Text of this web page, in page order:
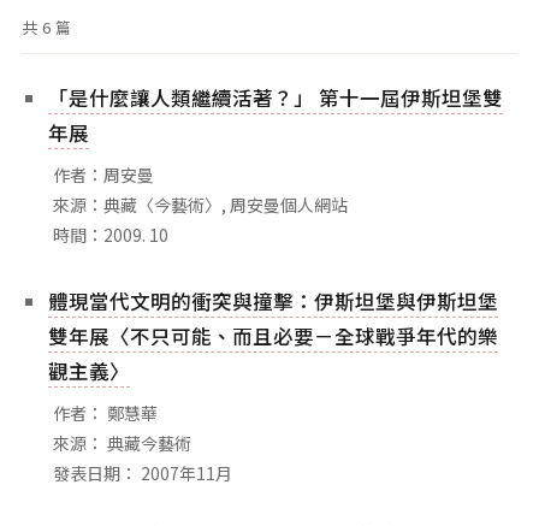
專題
關鍵字
標籤雲
相關網站
關於本站
團隊成員
出版品
共 6 篇
「是什麼讓人類繼續活著？」 第十一屆伊斯坦堡雙
年展
作者：周安曼
來源：典藏〈今藝術〉, 周安曼個人網站
時間：2009. 10
體現當代文明的衝突與撞擊：伊斯坦堡與伊斯坦堡
雙年展〈不只可能、而且必要－全球戰爭年代的樂
觀主義〉
作者： 鄭慧華
來源： 典藏今藝術
發表日期： 2007年11月